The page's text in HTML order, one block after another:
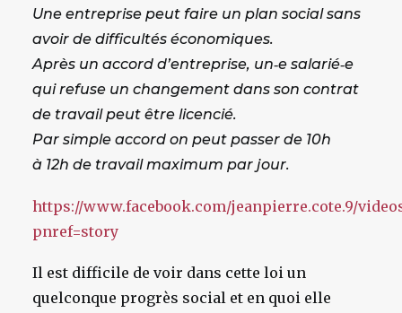
Une entreprise peut faire un plan social sans
avoir de difficultés économiques.
Après un accord d’entreprise, un‑e salarié‑e
qui refuse un changement dans son contrat
de travail peut être licencié.
Par simple accord on peut passer de 10h
à 12h de travail maximum par jour.
https://www.facebook.com/jeanpierre.cote.9/
pnref=story
Il est difficile de voir dans cette loi un
quelconque progrès social et en quoi elle